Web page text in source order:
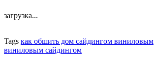
загрузка...
Tags как обшить дом сайдингом виниловым
виниловым сайдингом